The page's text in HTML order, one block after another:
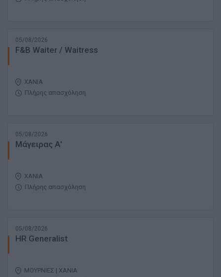
05/08/2026
F&B Waiter / Waitress
ΧΑΝΙΑ
Πλήρης απασχόληση
05/08/2026
Μάγειρας Α'
ΧΑΝΙΑ
Πλήρης απασχόληση
05/08/2026
HR Generalist
ΜΟΥΡΝΙΕΣ | ΧΑΝΙΑ